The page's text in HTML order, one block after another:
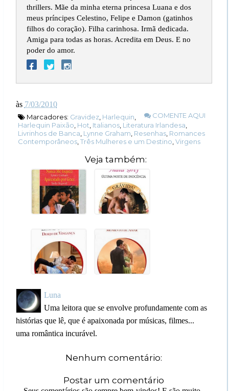
thrillers. Mãe da minha eterna princesa Luana e dos
meus príncipes Celestino, Felipe e Damon (gatinhos
filhos do coração). Filha carinhosa. Irmã dedicada.
Amiga para todas as horas. Acredita em Deus. E no
poder do amor.
às 7/03/2010
COMENTE AQUI
Marcadores: Gravidez, Harlequin
Harlequin Paixão Hot Italianos, Literatura Irlandesa
Livrinhos de Banca Lynne Graham Resenhas, Romances
Contemporâneos, Três Mulheres e um Destino Virgens
Veja também:
Luna
Uma leitora que se envolve profundamente com as
histórias que lê, que é apaixonada por músicas, filmes...
uma romântica incurável.
Nenhum comentário:
Postar um comentário